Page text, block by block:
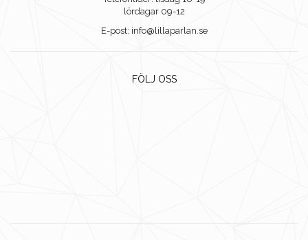
lördagar 09-12
E-post: info@lillaparlan.se
FÖLJ OSS